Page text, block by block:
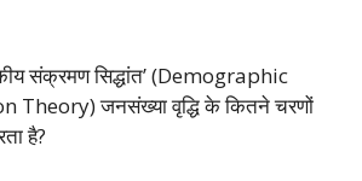
संक्रमण सिद्धांत’ (Demographic
Theory) जनसंख्या वृद्धि के कितने चरणों
है?